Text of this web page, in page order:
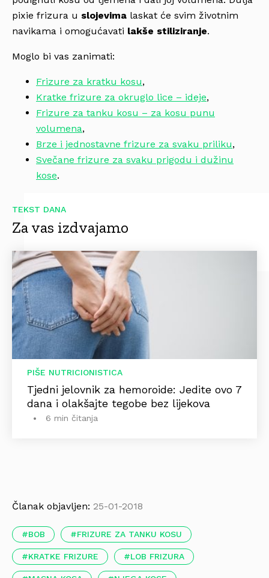
pixie frizura u slojevima laskat će svim životnim
navikama i omogućavati lakše stiliziranje.
Moglo bi vas zanimati:
Frizure za kratku kosu,
Kratke frizure za okruglo lice – ideje,
Frizure za tanku kosu – za kosu punu
volumena,
Brze i jednostavne frizure za svaku priliku,
Svečane frizure za svaku prigodu i dužinu
kose.
TEKST DANA
Za vas izdvajamo
PIŠE NUTRICIONISTICA
Tjedni jelovnik za hemoroide: Jedite ovo 7
dana i olakšajte tegobe bez lijekova
6 min čitanja
Članak objavljen: 25-01-2018
BOB FRIZURE ZA TANKU KOSU
KRATKE FRIZURE LOB FRIZURA